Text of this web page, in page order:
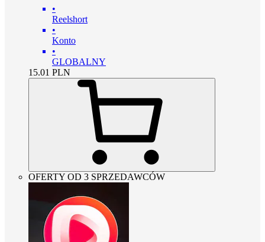
•
Reelshort
•
Konto
•
GLOBALNY
15.01 PLN
OFERTY OD 3 SPRZEDAWCÓW